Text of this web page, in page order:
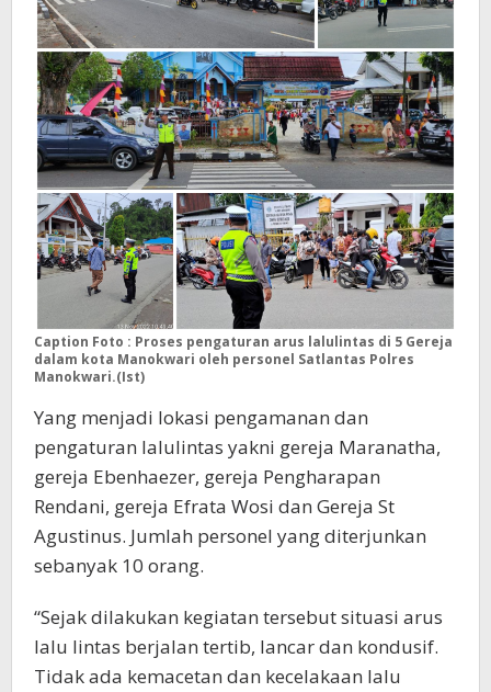
Caption Foto : Proses pengaturan arus lalulintas di 5 Gereja
dalam kota Manokwari oleh personel Satlantas Polres
Manokwari.(Ist)
Yang menjadi lokasi pengamanan dan
pengaturan lalulintas yakni gereja Maranatha,
gereja Ebenhaezer, gereja Pengharapan
Rendani, gereja Efrata Wosi dan Gereja St
Agustinus. Jumlah personel yang diterjunkan
sebanyak 10 orang.
“Sejak dilakukan kegiatan tersebut situasi arus
lalu lintas berjalan tertib, lancar dan kondusif.
Tidak ada kemacetan dan kecelakaan lalu